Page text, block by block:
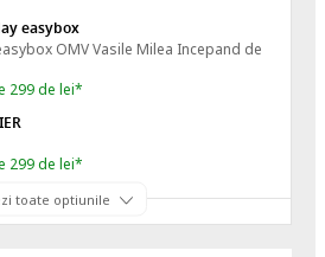
easybox
OMV Vasile Milea Incepand de
299 de lei*
299 de lei*
toate optiunile